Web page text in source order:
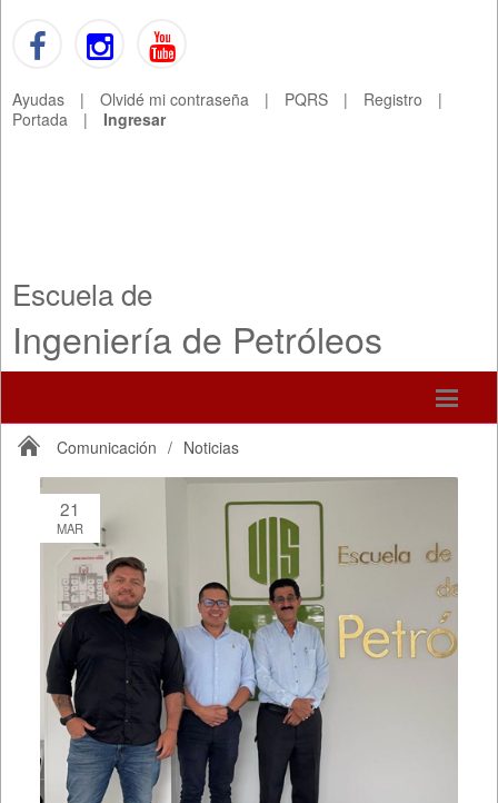
Ayudas | Olvidé mi contraseña | PQRS | Registro
|
Portada
| Ingresar
Escuela de
Ingeniería de Petróleos
Comunicación / Noticias